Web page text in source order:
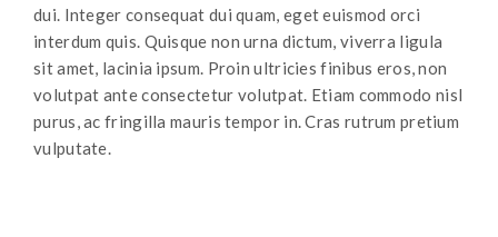
dui. Integer consequat dui quam, eget euismod orci
interdum quis. Quisque non urna dictum, viverra ligula
sit amet, lacinia ipsum. Proin ultricies finibus eros, non
volutpat ante consectetur volutpat. Etiam commodo nisl
purus, ac fringilla mauris tempor in. Cras rutrum pretium
vulputate.